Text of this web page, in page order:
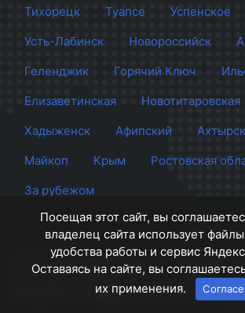
Тихорецк
Туапсе
Успенское
Усть-Лабинск
Новороссийск
Геленджик
Горячий Ключ
Елизаветинская
Новотитаровская
Хадыженск
Афипский
Майкоп
Крым
Ростовская
За рубежом
Сайт Краснодара
© 2012 - 2026 СМИ
Правила Контакты
Посещая этот сайт, вы
владелец сайта использует файлы
удобства работы и сервис
Оставаясь на сайте, вы
их применения.